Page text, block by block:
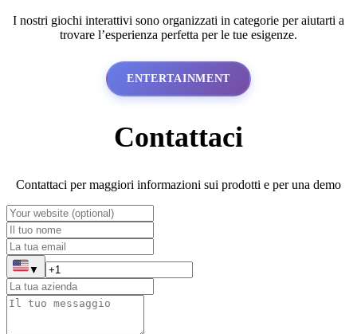
I nostri giochi interattivi sono organizzati in categorie per aiutarti a
trovare l’esperienza perfetta per le tue esigenze.
ENTERTAINMENT
Contattaci
Contattaci per maggiori informazioni sui prodotti e per una demo
▼